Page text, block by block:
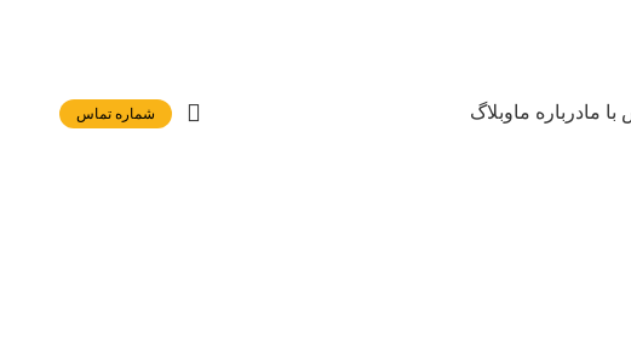
با مادرباره ماوبلاگ شماره تماس